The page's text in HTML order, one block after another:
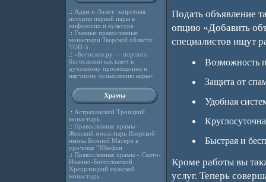
.: Адам и Лилит: запретная
история первой пары в
мифологии и культуре
.: Главные православные
монастыри Тверской области:
ТОП-5
.: «Богослов.ру — портал о
богословии как ключ к
духовному просвещению и
научному осмыслению веры»
Храмы
.: Астраханский Троицкий
монастырь
.: Православные храмы –
Женский монастырь Иверской
иконы Божией Матери в
урочище “Юзефин
.: Православные храмы – Свято-
Иоанно-Богословский
Хрещатицкий мужской
монастырь
Подать объявление
опцию «Добавить
специалистов ищут
Возможность
Защита от
Удобная
Быстрая и
Кроме работы вы
услуг. Теперь